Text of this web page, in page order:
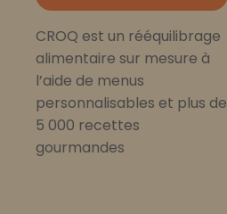
CROQ est un rééquilibrage
alimentaire sur mesure à
l’aide de menus
personnalisables et plus de
5 000 recettes
gourmandes